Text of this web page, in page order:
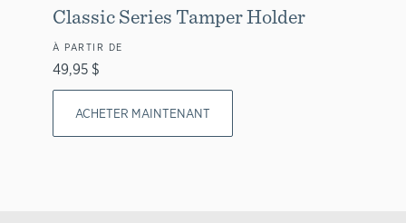
Classic Series Tamper Holder
À PARTIR DE
49,95 $
ACHETER MAINTENANT